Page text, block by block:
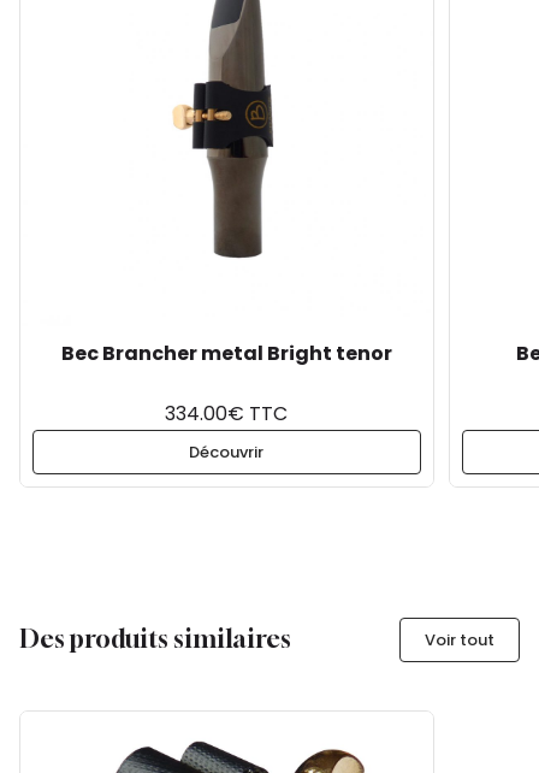
Bec Brancher metal Bright tenor
334.00€ TTC
Découvrir
Des produits similaires Voir tout